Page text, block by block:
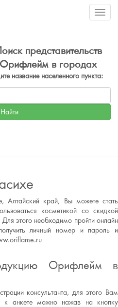
Меню
представительств
Орифлейм в городах
название населенного пункта:
Алтайский край, Вы можете стать
косметикой со скидкой
этого необходимо пройти онлайн
личный номер и пароль и
Орифлейм в
консультанта, для этого Вам
к анкете можно нажав на кнопку